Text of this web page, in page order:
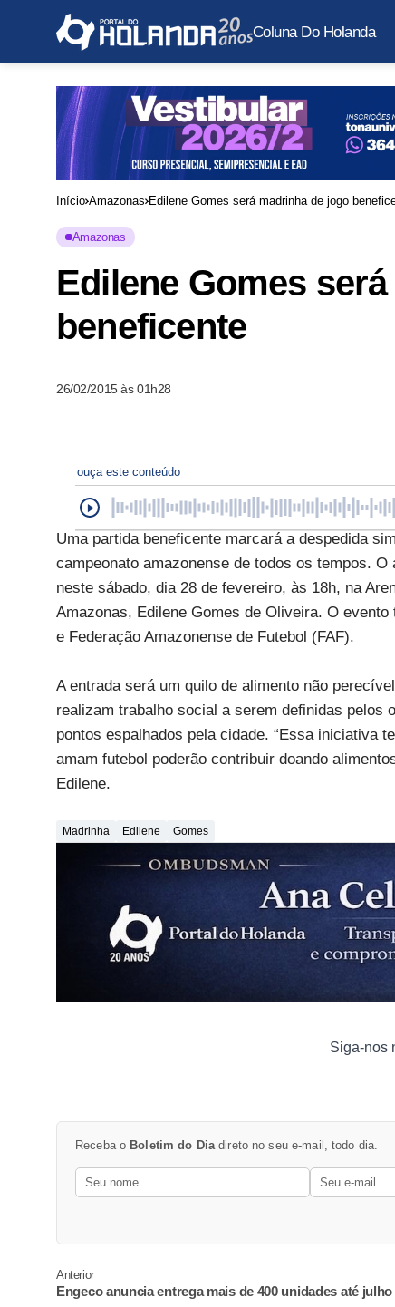
Coluna Do Holanda
Início Amazonas Edilene Gomes será madrinha de jogo
Amazonas
Edilene Gomes
beneficente
26/02/2015 às 01h28
ouça este conteúdo
Uma partida beneficente marcará a despedida
campeonato amazonense de todos os tempos.
neste sábado, dia 28 de fevereiro, às 18h, na
Amazonas, Edilene Gomes de Oliveira. O
e Federação Amazonense de Futebol (FAF).
A entrada será um quilo de alimento não
realizam trabalho social a serem definidas pelos
pontos espalhados pela cidade. “Essa iniciativa
amam futebol poderão contribuir doando
Edilene.
Madrinha Edilene Gomes
Siga-nos
Receba o Boletim do Diadireto no seu e-mail, todo dia.
Anterior
Engeco anuncia entrega mais de 400 unidades até julho